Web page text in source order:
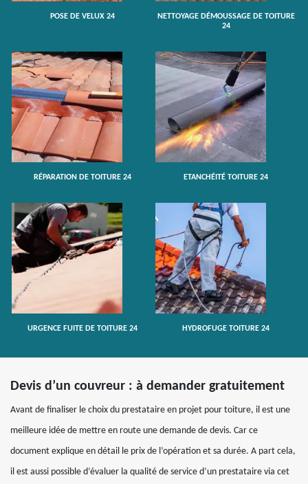
POSE DE VELUX 24
NETTOYAGE DÉMOUSSAGE DE TOITURE
24
RÉPARATION DE TOITURE 24 ETANCHÉITÉ TOITURE 24
URGENCE FUITE DE TOITURE 24 HYDROFUGE TOITURE 24
Devis d’un couvreur : à demander gratuitement
Avant de finaliser le choix du prestataire en projet pour toiture, il est une
meilleure idée de mettre en route une demande de devis. Car ce
document explique en détail le prix de l’opération et sa durée. A part cela,
il est aussi possible d’évaluer la qualité de service d’un prestataire via cet